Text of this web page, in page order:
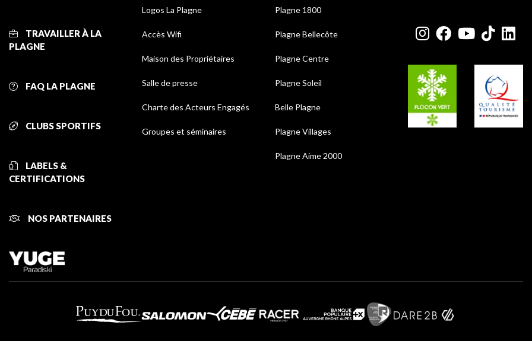
TRAVAILLER À LA
PLAGNE
FAQ LA PLAGNE
CLUBS SPORTIFS
LABELS &
CERTIFICATIONS
NOS PARTENAIRES
Logos La Plagne
Accès Wifi
Maison des Propriétaires
Salle de presse
Charte des Acteurs Engagés
Groupes et séminaires
Plagne 1800
Plagne Bellecôte
Plagne Centre
Plagne Soleil
Belle Plagne
Plagne Villages
Plagne Aime 2000